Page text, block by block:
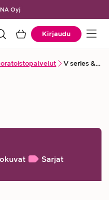
Oyj
Kirjaudu
V series & film
Sarjat